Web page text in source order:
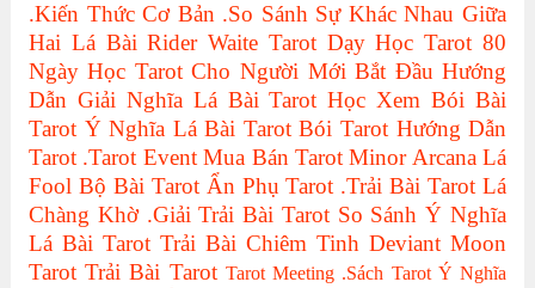
.Kiến Thức Cơ Bản .So Sánh Sự Khác Nhau Giữa
Hai Lá Bài Rider Waite Tarot Dạy Học Tarot 80
Ngày Học Tarot Cho Người Mới Bắt Đầu Hướng
Dẫn Giải Nghĩa Lá Bài Tarot Học Xem Bói Bài
Tarot Ý Nghĩa Lá Bài Tarot Bói Tarot Hướng Dẫn
Tarot .Tarot Event Mua Bán Tarot Minor Arcana Lá
Fool Bộ Bài Tarot Ẩn Phụ Tarot .Trải Bài Tarot Lá
Chàng Khờ .Giải Trải Bài Tarot So Sánh Ý Nghĩa
Lá Bài Tarot Trải Bài Chiêm Tinh Deviant Moon
Tarot Trải Bài Tarot Tarot Meeting .Sách Tarot Ý Nghĩa